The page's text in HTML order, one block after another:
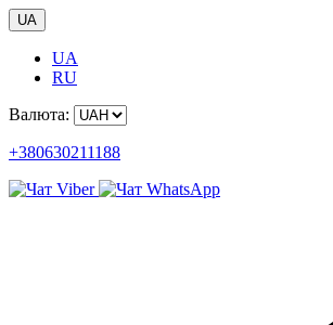
UA
UA
RU
Валюта:
+380630211188